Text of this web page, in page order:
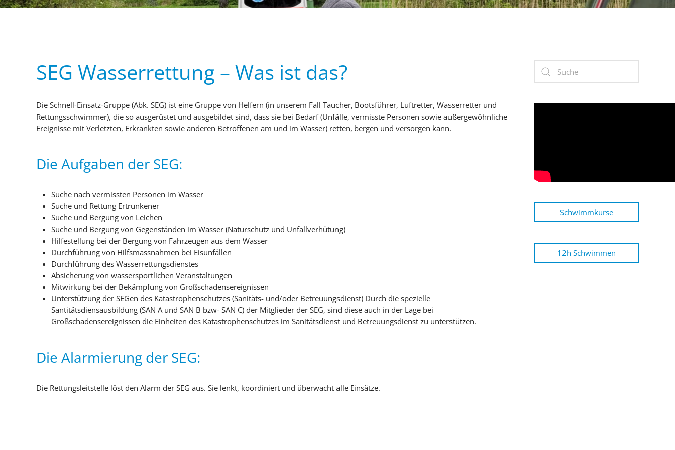
SEG Wasserrettung – Was ist das?
Die Schnell-Einsatz-Gruppe (Abk. SEG) ist eine Gruppe von Helfern (in unserem Fall Taucher, Bootsführer, Luftretter, Wasserretter und
Rettungsschwimmer), die so ausgerüstet und ausgebildet sind, dass sie bei Bedarf (Unfälle, vermisste Personen sowie außergewöhnliche
Ereignisse mit Verletzten, Erkrankten sowie anderen Betroffenen am und im Wasser) retten, bergen und versorgen kann.
Die Aufgaben der SEG:
Suche nach vermissten Personen im Wasser
Suche und Rettung Ertrunkener
Suche und Bergung von Leichen
Suche und Bergung von Gegenständen im Wasser (Naturschutz und Unfallverhütung)
Hilfestellung bei der Bergung von Fahrzeugen aus dem Wasser
Durchführung von Hilfsmassnahmen bei Eisunfällen
Durchführung des Wasserrettungsdienstes
Absicherung von wassersportlichen Veranstaltungen
Mitwirkung bei der Bekämpfung von Großschadensereignissen
Unterstützung der SEGen des Katastrophenschutzes (Sanitäts- und/oder Betreuungsdienst) Durch die spezielle
Santitätsdiensausbildung (SAN A und SAN B bzw- SAN C) der Mitglieder der SEG, sind diese auch in der Lage bei
Großschadensereignissen die Einheiten des Katastrophenschutzes im Sanitätsdienst und Betreuungsdienst zu unterstützen.
Die Alarmierung der SEG:
Die Rettungsleitstelle löst den Alarm der SEG aus. Sie lenkt, koordiniert und überwacht alle Einsätze.
Schwimmkurse
12h Schwimmen